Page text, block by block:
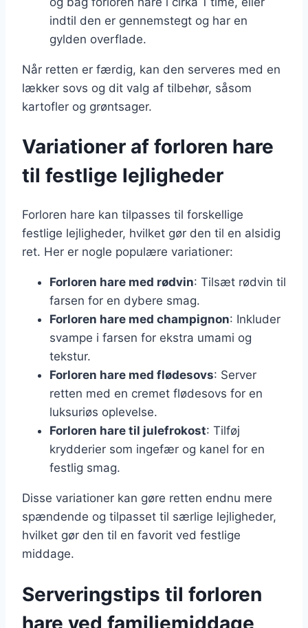
indtil den er gennemstegt og har en
gylden overflade.
Når retten er færdig, kan den serveres med en
lækker sovs og dit valg af tilbehør, såsom
kartofler og grøntsager.
Variationer af forloren hare
til festlige lejligheder
Forloren hare kan tilpasses til forskellige
festlige lejligheder, hvilket gør den til en alsidig
ret. Her er nogle populære variationer:
Forloren hare med rødvin: Tilsæt rødvin til
farsen for en dybere smag.
Forloren hare med champignon: Inkluder
svampe i farsen for ekstra umami og
tekstur.
Forloren hare med flødesovs: Server
retten med en cremet flødesovs for en
luksuriøs oplevelse.
Forloren hare til julefrokost: Tilføj
krydderier som ingefær og kanel for en
festlig smag.
Disse variationer kan gøre retten endnu mere
spændende og tilpasset til særlige lejligheder,
hvilket gør den til en favorit ved festlige
middage.
Serveringstips til forloren
hare ved familiemiddage